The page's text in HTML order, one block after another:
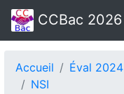
CCBac 2026
Accueil Éval 2024
NSI